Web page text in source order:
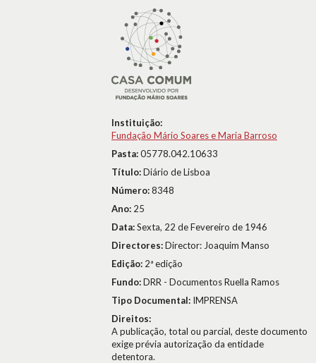
Instituição:
Fundação Mário Soares e Maria Barroso
Pasta:05778.042.10633
Título:Diário de Lisboa
Número:8348
Ano: 25
Data:Sexta, 22 de Fevereiro de 1946
Directores:Director: Joaquim Manso
Edição: 2ª edição
Fundo:DRR - Documentos Ruella Ramos
Tipo Documental: IMPRENSA
Direitos:
A publicação, total ou parcial, deste documento
exige prévia autorização da entidade
detentora.